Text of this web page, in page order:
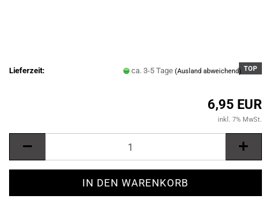
TOP
Lieferzeit: ca. 3-5 Tage(Ausland abweichend)
6,95 EUR
inkl. 7% MwSt.